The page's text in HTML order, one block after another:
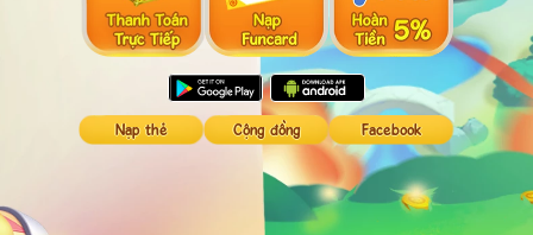
Nạp thẻ Cộng đồng Facebook